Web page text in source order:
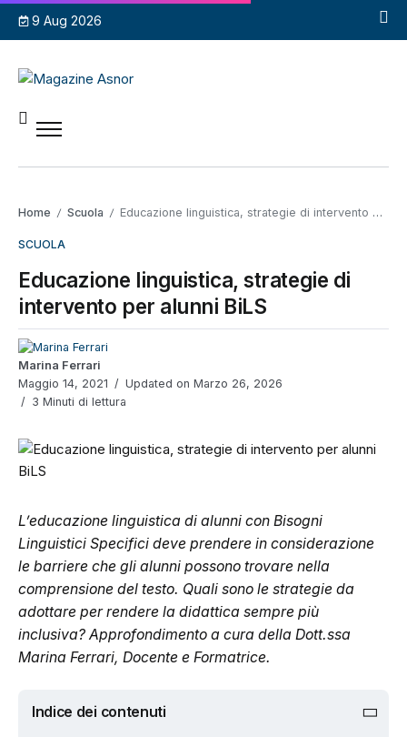
9 Aug 2026
Home / Scuola / Educazione linguistica, strategie di intervento per alunni BiLS
SCUOLA
Educazione linguistica, strategie di
intervento per alunni BiLS
Marina Ferrari
Maggio 14, 2021
Updated on Marzo 26, 2026
3 Minuti di lettura
L’educazione linguistica di alunni con Bisogni
Linguistici Specifici deve prendere in considerazione
le barriere che gli alunni possono trovare nella
comprensione del testo. Quali sono le strategie da
adottare per rendere la didattica sempre più
inclusiva? Approfondimento a cura della Dott.ssa
Marina Ferrari, Docente e Formatrice.
Indice dei contenuti